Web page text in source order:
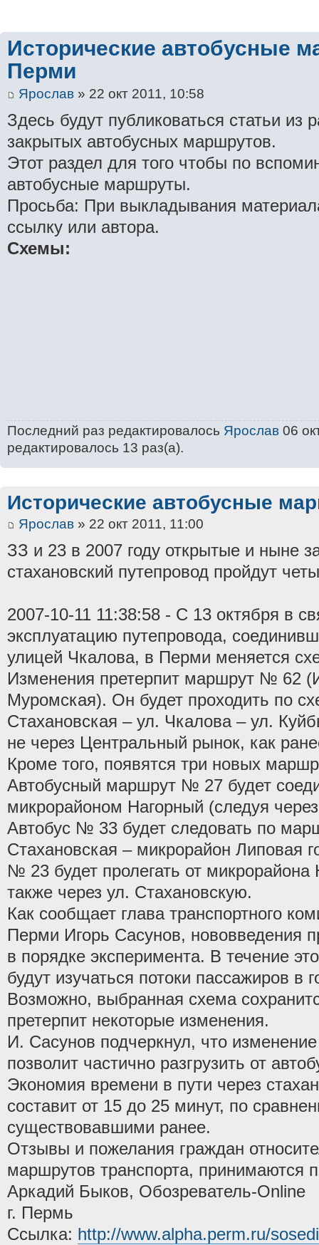
Исторические автобусные
Перми
Ярослав » 22 окт 2011, 10:58
Здесь будут публиковаться статьи из
закрытых автобусных маршрутов.
Этот раздел для того чтобы по
автобусные маршруты.
Просьба: При выкладывания
ссылку или автора.
Схемы:
Последний раз редактировалось Ярослав 06
редактировалось 13 раз(а).
Исторические автобусные
Ярослав » 22 окт 2011, 11:00
ЗЗ и 23 в 2007 году открытые и ныне
стахановский путепровод пройдут
2007-10-11 11:38:58 - С 13 октября в
эксплуатацию путепровода,
улицей Чкалова, в Перми меняется
Изменения претерпит маршрут № 62
Муромская). Он будет проходить по
Стахановская – ул. Чкалова – ул.
не через Центральный рынок, как
Кроме того, появятся три новых
Автобусный маршрут № 27 будет
микрорайоном Нагорный (следуя
Автобус № 33 будет следовать по
Стахановская – микрорайон Липовая
№ 23 будет пролегать от
также через ул. Стахановскую.
Как сообщает глава транспортного
Перми Игорь Сасунов, нововведения
в порядке эксперимента. В течение
будут изучаться потоки пассажиров в
Возможно, выбранная схема
претерпит некоторые изменения.
И. Сасунов подчеркнул, что
позволит частично разгрузить от
Экономия времени в пути через
составит от 15 до 25 минут, по
существовавшими ранее.
Отзывы и пожелания граждан
маршрутов транспорта, принимаются
Аркадий Быков, Обозреватель-Online
г. Пермь
Ссылка: http://www.alpha.perm.ru/